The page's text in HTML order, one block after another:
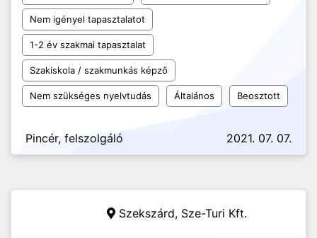
Nem igényel tapasztalatot
1-2 év szakmai tapasztalat
Szakiskola / szakmunkás képző
Nem szükséges nyelvtudás Általános Beosztott
Pincér, felszolgáló 2021. 07. 07.
Szekszárd, Sze-Turi Kft.